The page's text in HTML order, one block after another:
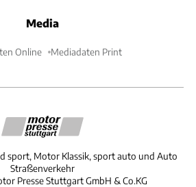
Media
Online Mediadaten Print
sport, Motor Klassik, sport auto und Auto
Straßenverkehr
Presse Stuttgart GmbH & Co.KG